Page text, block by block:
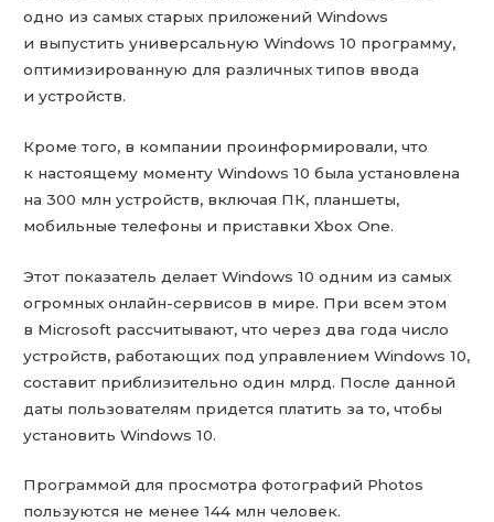
одно из самых старых приложений Windows
и выпустить универсальную Windows 10 программу,
оптимизированную для различных типов ввода
и устройств.
Кроме того, в компании проинформировали, что
к настоящему моменту Windows 10 была установлена
на 300 млн устройств, включая ПК, планшеты,
мобильные телефоны и приставки Xbox One.
Этот показатель делает Windows 10 одним из самых
огромных онлайн-сервисов в мире. При всем этом
в Microsoft рассчитывают, что через два года число
устройств, работающих под управлением Windows 10,
составит приблизительно один млрд. После данной
даты пользователям придется платить за то, чтобы
установить Windows 10.
Программой для просмотра фотографий Photos
пользуются не менее 144 млн человек.